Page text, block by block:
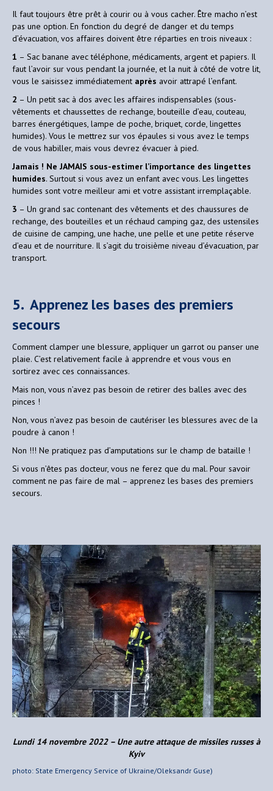
Il faut toujours être prêt à courir ou à vous cacher. Être macho n’est
pas une option. En fonction du degré de danger et du temps
d’évacuation, vos affaires doivent être réparties en trois niveaux :
1 – Sac banane avec téléphone, médicaments, argent et papiers. Il
faut l’avoir sur vous pendant la journée, et la nuit à côté de votre lit,
vous le saisissez immédiatement après avoir attrapé l’enfant.
2 – Un petit sac à dos avec les affaires indispensables (sous-
vêtements et chaussettes de rechange, bouteille d’eau, couteau,
barres énergétiques, lampe de poche, briquet, corde, lingettes
humides). Vous le mettrez sur vos épaules si vous avez le temps
de vous habiller, mais vous devrez évacuer à pied.
Jamais ! Ne JAMAIS sous-estimer l’importance des lingettes
humides. Surtout si vous avez un enfant avec vous. Les lingettes
humides sont votre meilleur ami et votre assistant irremplaçable.
3 – Un grand sac contenant des vêtements et des chaussures de
rechange, des bouteilles et un réchaud camping gaz, des ustensiles
de cuisine de camping, une hache, une pelle et une petite réserve
d’eau et de nourriture. Il s’agit du troisième niveau d’évacuation, par
transport.
5. Apprenez les bases des premiers
secours
Comment clamper une blessure, appliquer un garrot ou panser une
plaie. C’est relativement facile à apprendre et vous vous en
sortirez avec ces connaissances.
Mais non, vous n’avez pas besoin de retirer des balles avec des
pinces !
Non, vous n’avez pas besoin de cautériser les blessures avec de la
poudre à canon !
Non !!! Ne pratiquez pas d’amputations sur le champ de bataille !
Si vous n’êtes pas docteur, vous ne ferez que du mal. Pour savoir
comment ne pas faire de mal – apprenez les bases des premiers
secours.
Lundi 14 novembre 2022 – Une autre attaque de missiles russes à
Kyiv
photo: State Emergency Service of Ukraine/Oleksandr Guse)